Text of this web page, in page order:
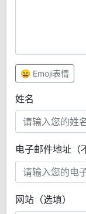
😀 Emoji表情
姓名
电子邮件地址（
网站（选填）